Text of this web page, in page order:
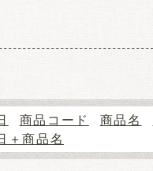
商品コード 商品名
＋商品名